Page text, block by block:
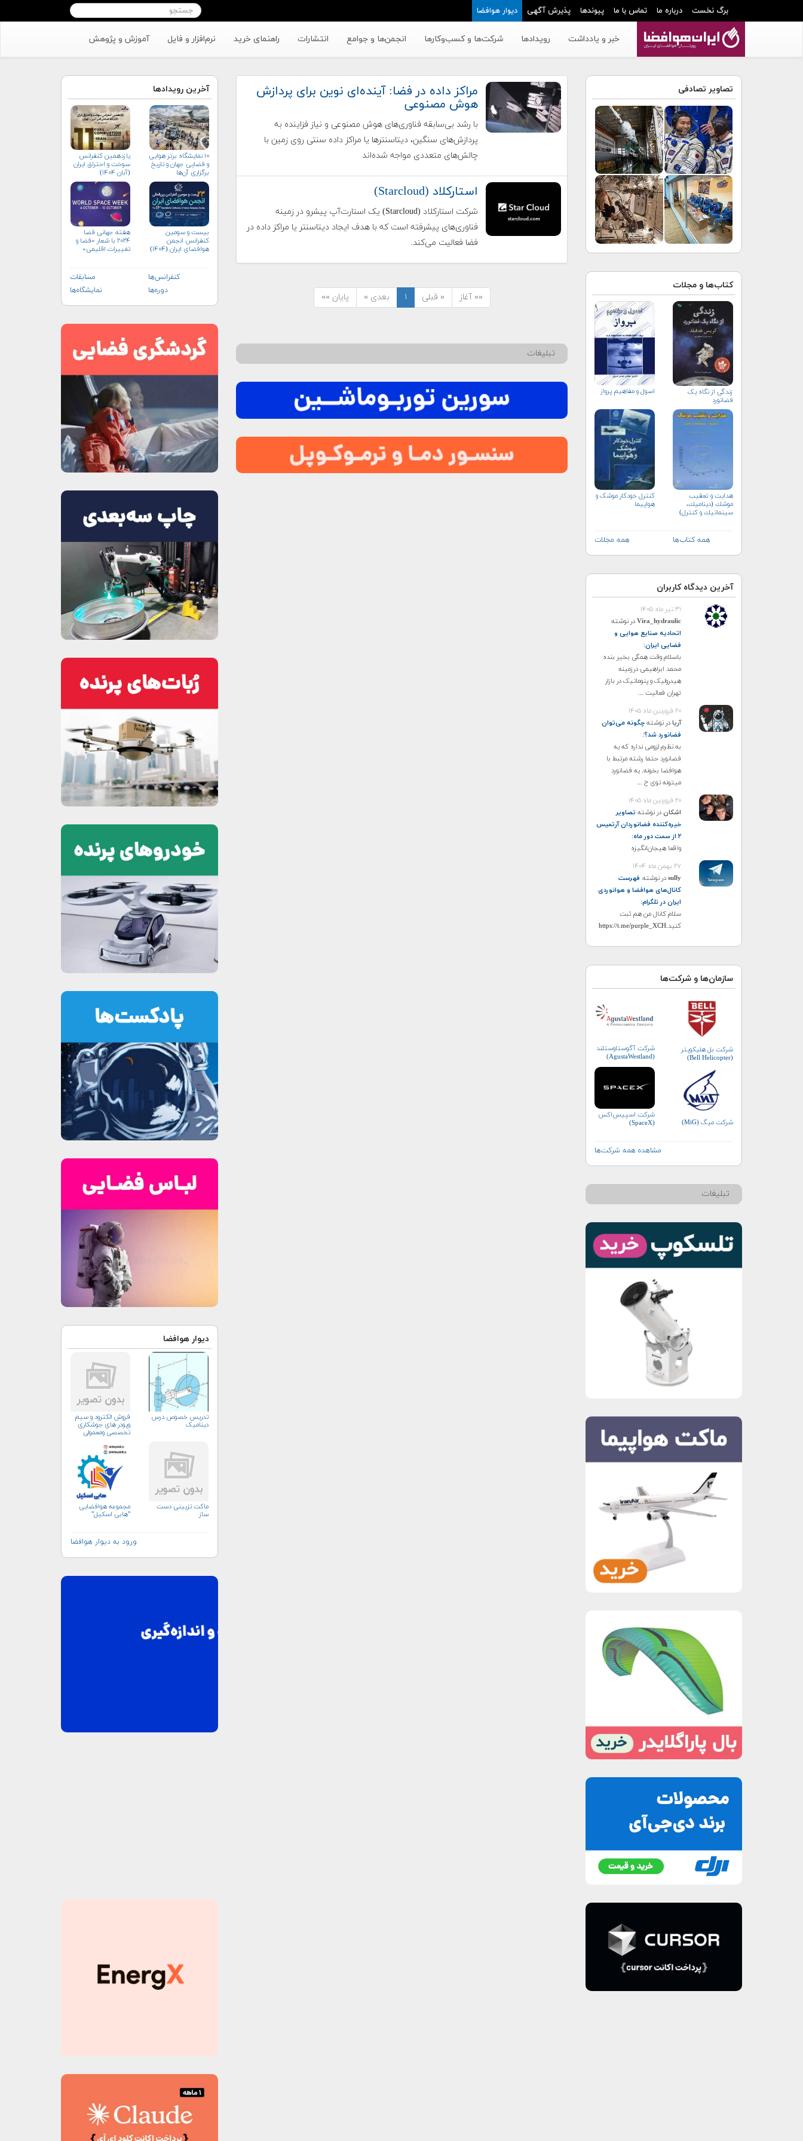
برگ نخست درباره ما تماس با ما پیوندها پذیرش آگهی دیوار هوافضا
خبر و یادداشت رویدادها شرکت‌ها و کسب‌وکار‌ها انجمن‌ها و جوامع انتشارات راهنمای خرید نرم‌افزار و فایل آموزش و پژوهش
تصاویر تصادفی
کتاب‌ها و مجلات
زندگی از نگاه یک
فضانورد
اصول و مفاهیم پرواز
هدايت و تعقيب
موشك (ديناميك،
سينماتيك و كنترل)
کنترل خودکار موشک و
هواپیما
همه کتاب‌ها همه مجلات
آخرین دیدگاه کاربران
۳۱ تیر ماه ۱۴۰۵
Vira_hydraulicدر نوشته
اتحادیه صنایع هوایی و
فضایی ایران:
باسلام وقت همگی بخیر بنده
محمد ابراهیمی درزمینه
هیدرولیک و پنوماتیک در بازار
تهران فعالیت ...
۲۰ فروردین ماه ۱۴۰۵
آریادر نوشتهچگونه می‌توان
فضانورد شد؟:
به نظرم لزومی نداره که یه
فضانورد حتما رشته مرتبط با
هوافضا بخونه. یه فضانورد
میتونه توی ح ...
۲۰ فروردین ماه ۱۴۰۵
اشکاندر نوشته تصاویر
خیره‌کننده فضانوردان آرتمیس
۲ از سمت دور ماه
:
واقعا هیجان‌انگیزه
۲۷ بهمن ماه ۱۴۰۴
sullyدر نوشته فهرست
کانال‌های هوافضا و هوانوردی
ایران در تلگرام:
سلام کانال من هم ثبت
کنید.https://t.me/purple_XCH
سازمان‌ها و شرکت‌ها
شرکت بل هلیکوپتر
(Bell Helicopter)
شرکت آگوستاوستلند
(AgustaWestland)
شرکت میگ (MiG)
شرکت اسپیس‌اکس
(SpaceX)
مشاهده همه شرکت‌ها
تبلیغات
مراکز داده در فضا: آینده‌ای نوین برای پردازش
هوش مصنوعی
با رشد بی‌سابقه فناوری‌های هوش مصنوعی و نیاز فزاینده به
پردازش‌های سنگین، دیتاسنترها یا مراکز داده سنتی روی زمین با
چالش‌های متعددی مواجه شده‌اند
استارکلاد (Starcloud)
شرکت استارکلاد (Starcloud) یک استارت‌آپ پیشرو در زمینه
فناوری‌های پیشرفته است که با هدف ایجاد دیتاسنتر یا مراکز داده در
فضا فعالیت می‌کند.
«« آغاز « قبلی ۱ بعدی » پایان »»
تبلیغات
آخرین رویدادها
۱۰ نمایشگاه برتر هوایی
و فضایی جهان و تاریخ
برگزاری آن‌ها
یازدهمین کنفرانس
سوخت و احتراق ایران
(آبان‌ ۱۴۰۴)
بیست و سومین
کنفرانس انجمن
هوافضای ايران (۱۴۰۴)
هفته جهانی فضا
۲۰۲۴ با شعار «فضا و
تغییرات اقلیمی»
کنفرانس‌ها
مسابقات
دوره‌ها
نمایشگاه‌ها
دیوار هوافضا
تدریس خصوص درس
دینامیک
فروش الکترود و سیم
وپودر های جوشکاری
تخصصی ومعمولی
ماکت تزیینی دست
ساز
مجموعه هوافضایی
"هابی اسکیل"
ورود به دیوار هوافضا